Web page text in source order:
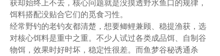
获却始终上不去，核心问题就是没摸透野水鱼口的规律，
饵料搭配没贴合它们的觅食习性。
经常野钓的老钓友都清楚，想要鲫鲤兼顾、稳提渔获，选
对核心饵料是重中之重。不少人试过各类成品饵、自制谷
物饵，效果时好时坏，稳定性很差。而鱼梦谷秘诱通杀